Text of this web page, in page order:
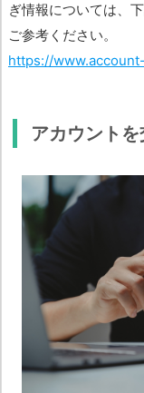
ぎ情報については、
ご参考ください。
https://
アカウント